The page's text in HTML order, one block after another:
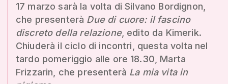
17 marzo sarà la volta di Silvano Bordignon,
che presenterà Due di cuore: il fascino
discreto della relazione, edito da Kimerik.
Chiuderà il ciclo di incontri, questa volta nel
tardo pomeriggio alle ore 18.30, Marta
Frizzarin, che presenterà La mia vita in